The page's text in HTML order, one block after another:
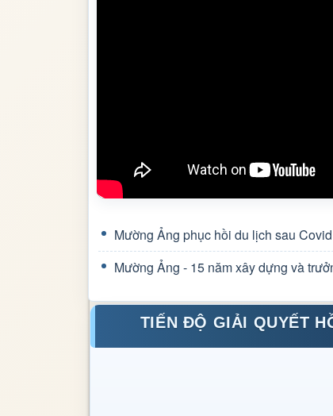
Mường Ảng phục hồi du lịch sau
Mường Ảng - 15 năm xây dựng và
TIẾN ĐỘ GIẢI QUYẾT